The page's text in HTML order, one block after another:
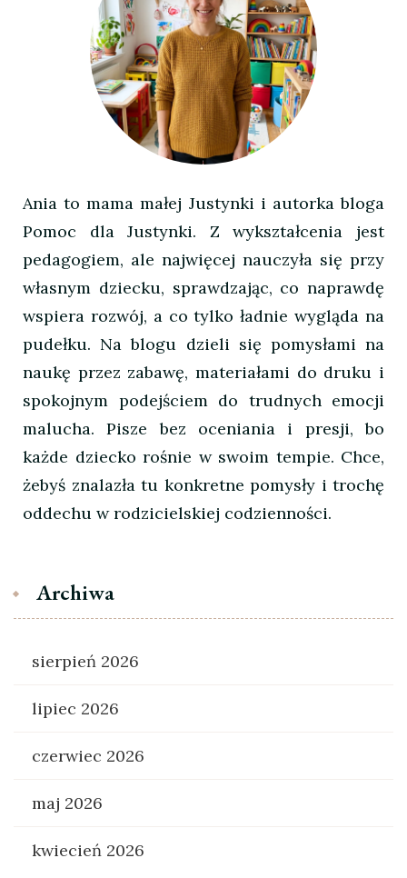
Ania to mama małej Justynki i autorka bloga
Pomoc dla Justynki. Z wykształcenia jest
pedagogiem, ale najwięcej nauczyła się przy
własnym dziecku, sprawdzając, co naprawdę
wspiera rozwój, a co tylko ładnie wygląda na
pudełku. Na blogu dzieli się pomysłami na
naukę przez zabawę, materiałami do druku i
spokojnym podejściem do trudnych emocji
malucha. Pisze bez oceniania i presji, bo
każde dziecko rośnie w swoim tempie. Chce,
żebyś znalazła tu konkretne pomysły i trochę
oddechu w rodzicielskiej codzienności.
Archiwa
sierpień 2026
lipiec 2026
czerwiec 2026
maj 2026
kwiecień 2026